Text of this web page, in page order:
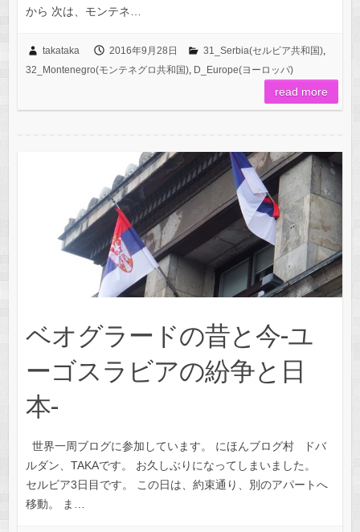
から 次は、モンテネ…
takataka 2016年9月28日 31_Serbia(セルビア共和国),
32_Montenegro(モンテネグロ共和国), D_Europe(ヨーロッパ)
read more
ベオグラードの昔と今-ユ
ーゴスラビアの紛争と日
本-
世界一周ブログに参加しています。 にほんブログ村 ドバ
ルダン、TAKAです。 お久しぶりになってしまいました。
セルビア3日目です。 この日は、約束通り、別のアパートへ
移動。 ま…